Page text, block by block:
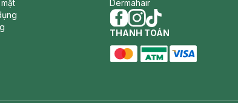
Dermahair
facebook
instagram
tiktok
THANH TOÁN